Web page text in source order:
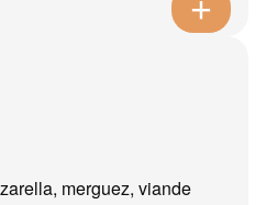
merguez, viande